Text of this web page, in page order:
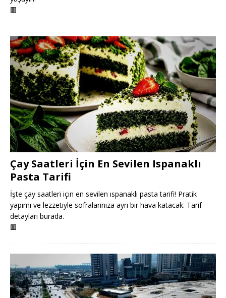
🟥
Çay Saatleri İçin En Sevilen Ispanaklı
Pasta Tarifi
İşte çay saatleri için en sevilen ıspanaklı pasta tarifi! Pratik
yapımı ve lezzetiyle sofralarınıza ayrı bir hava katacak. Tarif
detayları burada.
🟥